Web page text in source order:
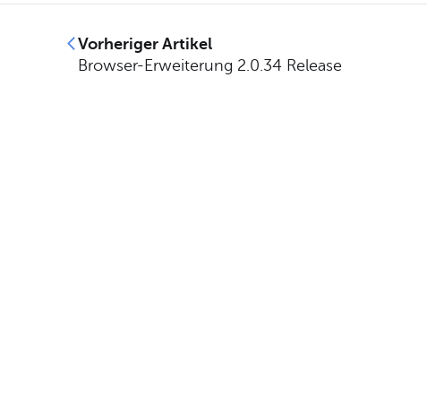
Vorheriger Artikel
Browser-Erweiterung 2.0.34 Release